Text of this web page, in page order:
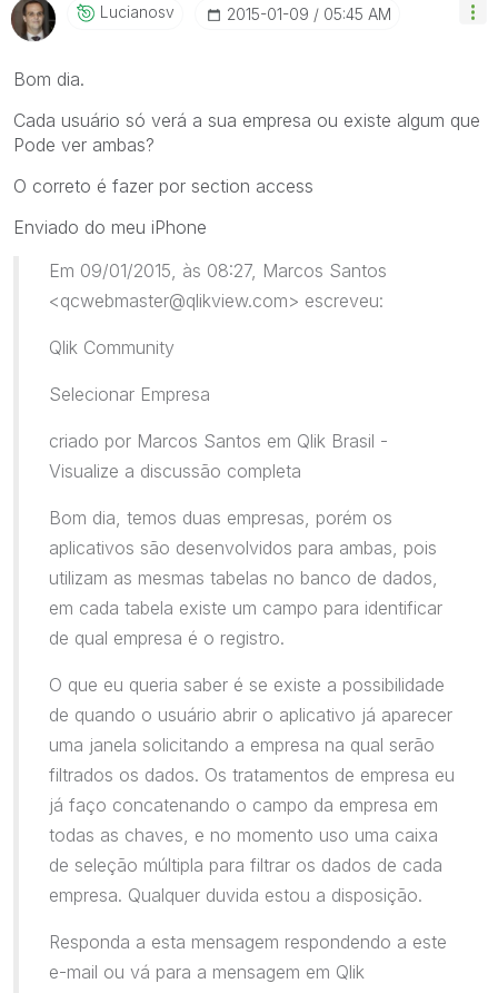
Lucianosv ‎2015-01-09 05:45 AM
Bom dia.
Cada usuário só verá a sua empresa ou existe algum que
Pode ver ambas?
O correto é fazer por section access
Enviado do meu iPhone
Em 09/01/2015, às 08:27, Marcos Santos
<qcwebmaster@qlikview.com> escreveu:
Qlik Community
Selecionar Empresa
criado por Marcos Santos em Qlik Brasil -
Visualize a discussão completa
Bom dia, temos duas empresas, porém os
aplicativos são desenvolvidos para ambas, pois
utilizam as mesmas tabelas no banco de dados,
em cada tabela existe um campo para identificar
de qual empresa é o registro.
O que eu queria saber é se existe a possibilidade
de quando o usuário abrir o aplicativo já aparecer
uma janela solicitando a empresa na qual serão
filtrados os dados. Os tratamentos de empresa eu
já faço concatenando o campo da empresa em
todas as chaves, e no momento uso uma caixa
de seleção múltipla para filtrar os dados de cada
empresa. Qualquer duvida estou a disposição.
Responda a esta mensagem respondendo a este
e-mail ou vá para a mensagem em Qlik